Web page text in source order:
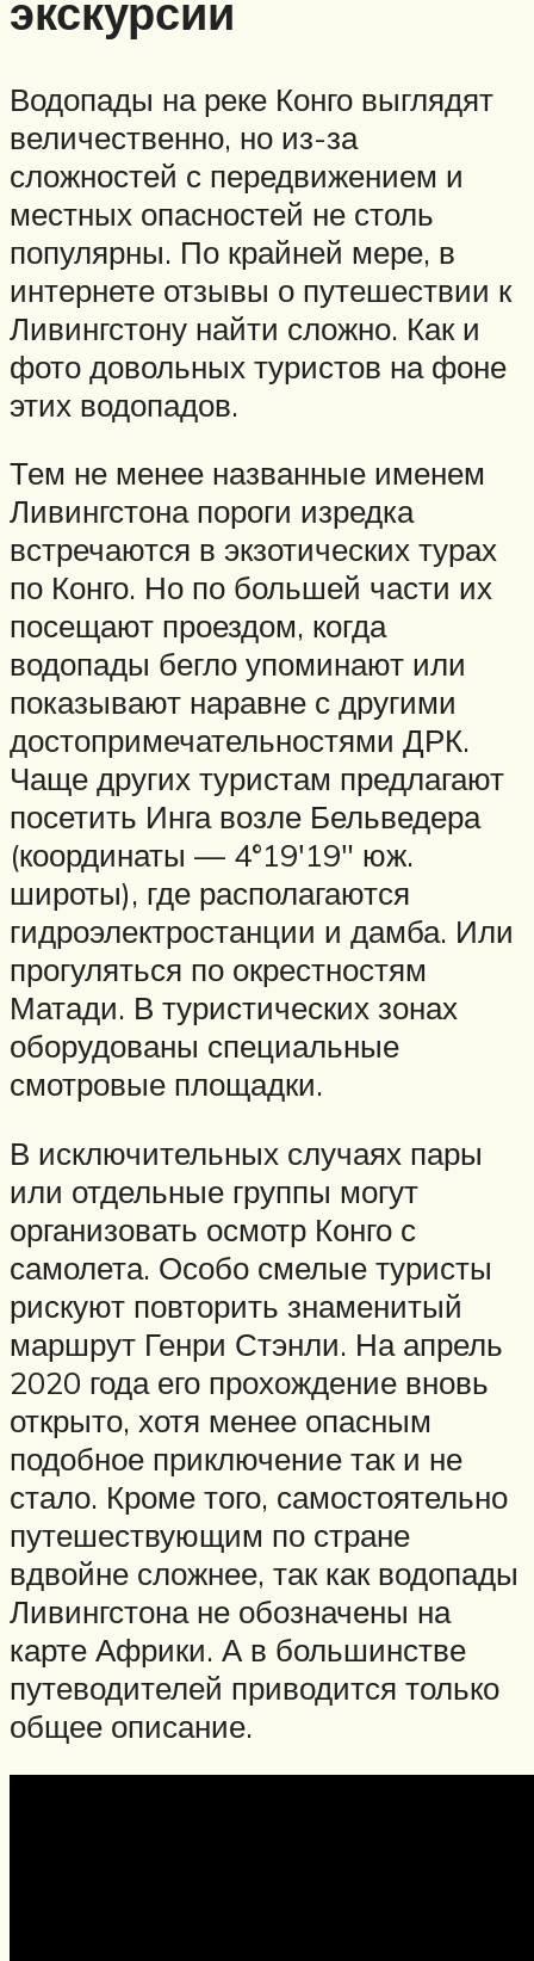
экскурсии
Водопады на реке Конго выглядят
величественно, но из-за
сложностей с передвижением и
местных опасностей не столь
популярны. По крайней мере, в
интернете отзывы о путешествии к
Ливингстону найти сложно. Как и
фото довольных туристов на фоне
этих водопадов.
Тем не менее названные именем
Ливингстона пороги изредка
встречаются в экзотических турах
по Конго. Но по большей части их
посещают проездом, когда
водопады бегло упоминают или
показывают наравне с другими
достопримечательностями ДРК.
Чаще других туристам предлагают
посетить Инга возле Бельведера
(координаты — 4°19′19″ юж.
широты), где располагаются
гидроэлектростанции и дамба. Или
прогуляться по окрестностям
Матади. В туристических зонах
оборудованы специальные
смотровые площадки.
В исключительных случаях пары
или отдельные группы могут
организовать осмотр Конго с
самолета. Особо смелые туристы
рискуют повторить знаменитый
маршрут Генри Стэнли. На апрель
2020 года его прохождение вновь
открыто, хотя менее опасным
подобное приключение так и не
стало. Кроме того, самостоятельно
путешествующим по стране
вдвойне сложнее, так как водопады
Ливингстона не обозначены на
карте Африки. А в большинстве
путеводителей приводится только
общее описание.